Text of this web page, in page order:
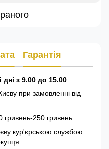
Гарантія
з 9.00 до 15.00
при замовленні від
гривень-250 гривень
кур'єрською службою